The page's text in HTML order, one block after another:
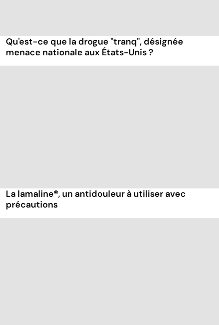
Qu'est-ce que la drogue "tranq", désignée
menace nationale aux États-Unis ?
La lamaline®, un antidouleur à utiliser avec
précautions